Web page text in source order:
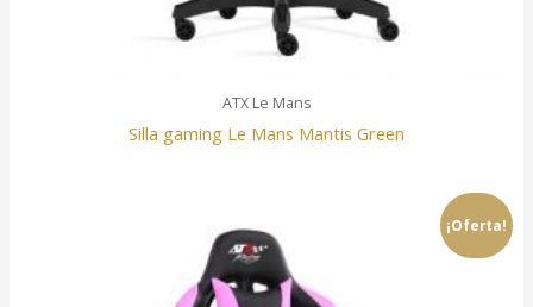
ATX Le Mans
Silla gaming Le Mans Mantis Green
¡Oferta!